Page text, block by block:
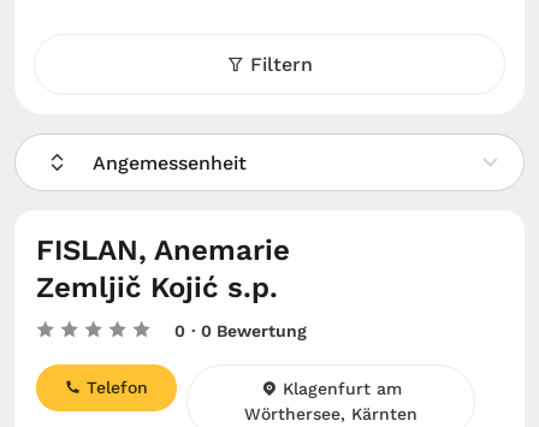
Filtern
Angemessenheit
FISLAN, Anemarie
Zemljič Kojić s.p.
0 · 0 Bewertung
Telefon
Klagenfurt am
Wörthersee, Kärnten